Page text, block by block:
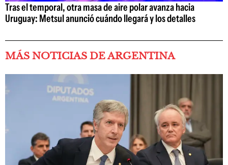
Tras el temporal, otra masa de aire polar avanza hacia
Uruguay: Metsul anunció cuándo llegará y los detalles
MÁS NOTICIAS DE ARGENTINA